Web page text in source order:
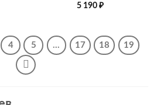
5 190 ₽
4 5 … 17 18 19